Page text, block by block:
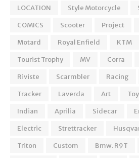
LOCATION
Style Motorcycle
COMICS
Scooter Project
Motard
Royal Enfield KTM
Tourist Trophy
MV Corra
Riviste
Scarmbler Racing
Tracker
Laverda Art
Indian
Aprilia Sidecar
Electric
Strettracker
Triton
Custom Bmw. R9T